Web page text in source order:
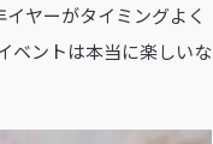
ヤーがタイミングよく
ベントは本当に楽しいな